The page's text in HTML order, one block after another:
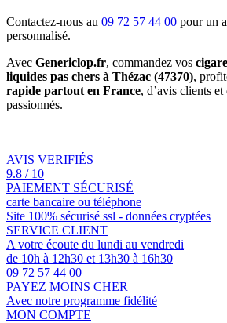
Contactez-nous au 09 72 57 44 00 pour un
personnalisé.
Avec Genericlop.fr, commandez vos
liquides pas chers à Thézac (47370),
rapide partout en France, d’avis clients et
passionnés.
AVIS VERIFIÉS
9.8 / 10
PAIEMENT SÉCURISÉ
carte bancaire ou téléphone
Site 100% sécurisé ssl - données cryptées
SERVICE CLIENT
A votre écoute du lundi au vendredi
de 10h à 12h30 et 13h30 à 16h30
09 72 57 44 00
PAYEZ MOINS CHER
Avec notre programme fidélité
MON COMPTE